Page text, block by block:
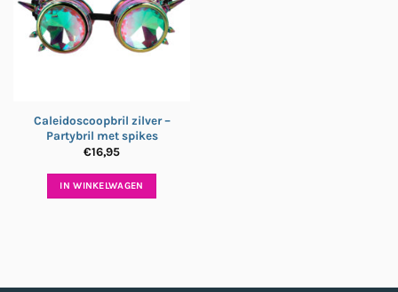
Caleidoscoopbril zilver –
Partybril met spikes
€16,95
IN WINKELWAGEN